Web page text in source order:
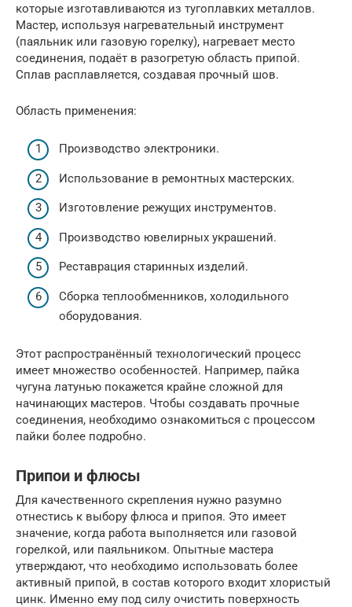
которые изготавливаются из тугоплавких металлов.
Мастер, используя нагревательный инструмент
(паяльник или газовую горелку), нагревает место
соединения, подаёт в разогретую область припой.
Сплав расплавляется, создавая прочный шов.
Область применения:
Производство электроники.
Использование в ремонтных мастерских.
Изготовление режущих инструментов.
Производство ювелирных украшений.
Реставрация старинных изделий.
Сборка теплообменников, холодильного
оборудования.
Этот распространённый технологический процесс
имеет множество особенностей. Например, пайка
чугуна латунью покажется крайне сложной для
начинающих мастеров. Чтобы создавать прочные
соединения, необходимо ознакомиться с процессом
пайки более подробно.
Припои и флюсы
Для качественного скрепления нужно разумно
отнестись к выбору флюса и припоя. Это имеет
значение, когда работа выполняется или газовой
горелкой, или паяльником. Опытные мастера
утверждают, что необходимо использовать более
активный припой, в состав которого входит хлористый
цинк. Именно ему под силу очистить поверхность